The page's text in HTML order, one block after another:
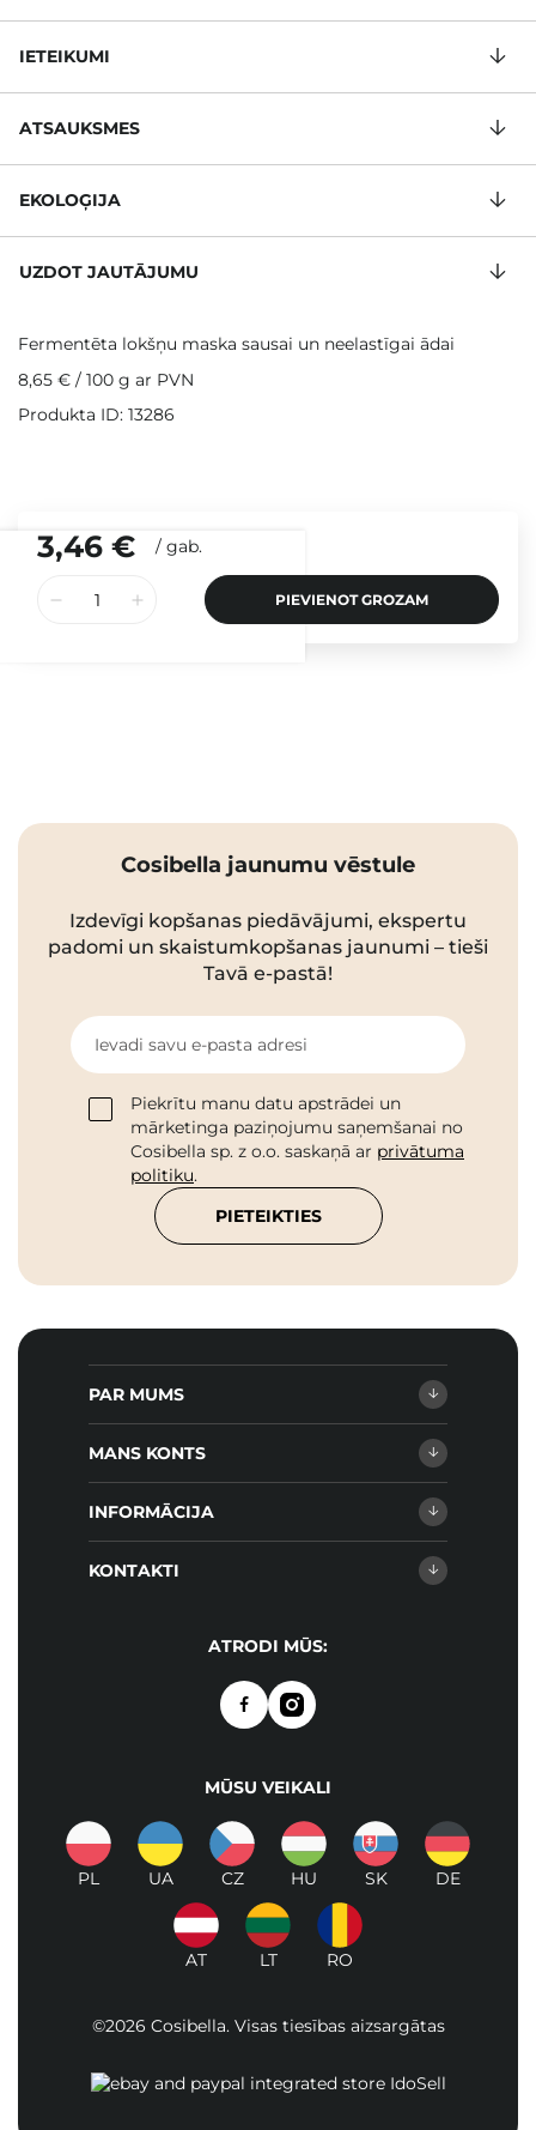
3,46 € / gab.
PIEVIENOT GROZAM
IETEIKUMI
ATSAUKSMES
EKOLOĢIJA
UZDOT JAUTĀJUMU
Fermentēta lokšņu maska sausai un neelastīgai ādai
8,65 € / 100 g ar PVN
Produkta ID: 13286
Cosibella jaunumu vēstule
Izdevīgi kopšanas piedāvājumi, ekspertu
padomi un skaistumkopšanas jaunumi – tieši
Tavā e-pastā!
Ievadi savu e-pasta adresi
Piekrītu manu datu apstrādei un
mārketinga paziņojumu saņemšanai no
Cosibella sp. z o.o. saskaņā ar privātuma
politiku.
PIETEIKTIES
PAR MUMS
MANS KONTS
INFORMĀCIJA
KONTAKTI
ATRODI MŪS:
MŪSU VEIKALI
PL UA CZ HU SK DE
AT LT RO
©2026 Cosibella. Visas tiesības aizsargātas